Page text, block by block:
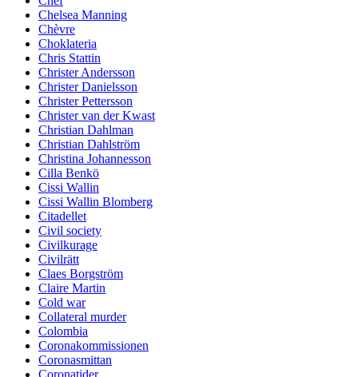
Chelsea Manning
Chèvre
Choklateria
Chris Stattin
Christer Andersson
Christer Danielsson
Christer Pettersson
Christer van der Kwast
Christian Dahlman
Christian Dahlström
Christina Johannesson
Cilla Benkö
Cissi Wallin
Cissi Wallin Blomberg
Citadellet
Civil society
Civilkurage
Civilrätt
Claes Borgström
Claire Martin
Cold war
Collateral murder
Colombia
Coronakommissionen
Coronasmittan
Coronatider